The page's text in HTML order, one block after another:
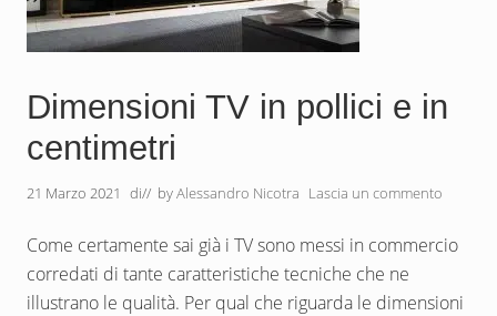
Dimensioni TV in pollici e in
centimetri
21 Marzo 2021 di// byAlessandro Nicotra Lascia un commento
Come certamente sai già i TV sono messi in commercio
corredati di tante caratteristiche tecniche che ne
illustrano le qualità. Per qual che riguarda le dimensioni